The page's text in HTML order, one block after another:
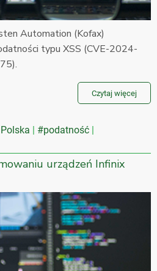
Automation (Kofax)
typu XSS (CVE-2024-
Czytaj więcej
Polska
#podatność
urządzeń Infinix